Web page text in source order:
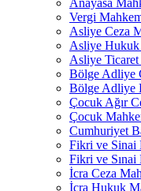
Anayasa
Vergi
Asliye Ceza
Asliye Hukuk
Asliye
Bölge Adliye
Bölge Adliye
Çocuk Ağır
Çocuk
Cumhuriyet
Fikri ve Sinai
Fikri ve Sınai
İcra Ceza
İcra Hukuk